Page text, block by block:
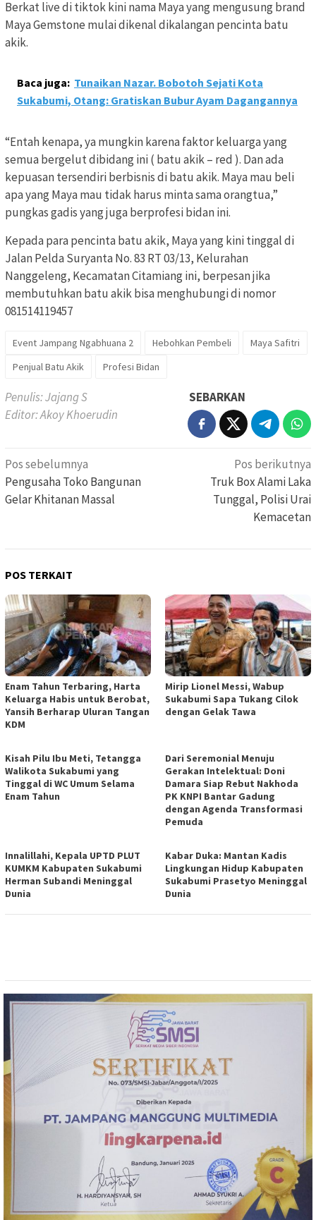
Berkat live di tiktok kini nama Maya yang mengusung brand
Maya Gemstone mulai dikenal dikalangan pencinta batu
akik.
Baca juga: Tunaikan Nazar. Bobotoh Sejati Kota
Sukabumi, Otang: Gratiskan Bubur Ayam Dagangannya
“Entah kenapa, ya mungkin karena faktor keluarga yang
semua bergelut dibidang ini ( batu akik – red ). Dan ada
kepuasan tersendiri berbisnis di batu akik. Maya mau beli
apa yang Maya mau tidak harus minta sama orangtua,”
pungkas gadis yang juga berprofesi bidan ini.
Kepada para pencinta batu akik, Maya yang kini tinggal di
Jalan Pelda Suryanta No. 83 RT 03/13, Kelurahan
Nanggeleng, Kecamatan Citamiang ini, berpesan jika
membutuhkan batu akik bisa menghubungi di nomor
081514119457
Event Jampang Ngabhuana 2 Hebohkan Pembeli
Maya Safitri
Penjual Batu Akik
Profesi Bidan
Penulis: Jajang S
Editor: Akoy Khoerudin
SEBARKAN
Navigasi
pos
Pos sebelumnya
Pengusaha Toko Bangunan
Gelar Khitanan Massal
Pos berikutnya
Truk Box Alami Laka
Tunggal, Polisi Urai
Kemacetan
POS TERKAIT
Enam Tahun Terbaring, Harta
Keluarga Habis untuk Berobat,
Yansih Berharap Uluran Tangan
KDM
Mirip Lionel Messi, Wabup
Sukabumi Sapa Tukang Cilok
dengan Gelak Tawa
Kisah Pilu Ibu Meti, Tetangga
Walikota Sukabumi yang
Tinggal di WC Umum Selama
Enam Tahun
Dari Seremonial Menuju
Gerakan Intelektual: Doni
Damara Siap Rebut Nakhoda
PK KNPI Bantar Gadung
dengan Agenda Transformasi
Pemuda
Innalillahi, Kepala UPTD PLUT
KUMKM Kabupaten Sukabumi
Herman Subandi Meninggal
Dunia
Kabar Duka: Mantan Kadis
Lingkungan Hidup Kabupaten
Sukabumi Prasetyo Meninggal
Dunia